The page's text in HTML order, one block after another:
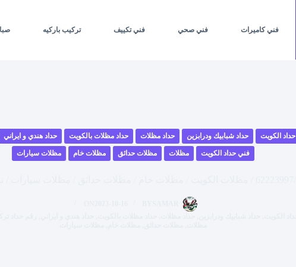
فني كاميرات فني صحي فني تكييف تركيب باركيه
حداد الكويت حداد شبابيك ودرابزين حداد مظلات حداد مظلات بالكويت حداد هندي و ايراني
فني حداد الكويت مظلات مظلات حدائق مظلات خام مظلات سيارات